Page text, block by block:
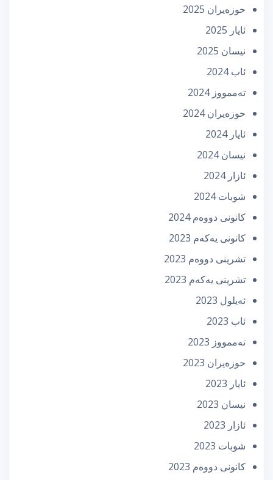
حوزه‌یران 2025
ئایار 2025
نیسان 2025
ئاب 2024
تەممووز 2024
حوزه‌یران 2024
ئایار 2024
نیسان 2024
ئازار 2024
شوبات 2024
كانونی دووه‌م 2024
كانونی یه‌كه‌م 2023
تشرینی دووه‌م 2023
تشرینی یه‌كه‌م 2023
ئه‌یلول 2023
ئاب 2023
تەممووز 2023
حوزه‌یران 2023
ئایار 2023
نیسان 2023
ئازار 2023
شوبات 2023
كانونی دووه‌م 2023